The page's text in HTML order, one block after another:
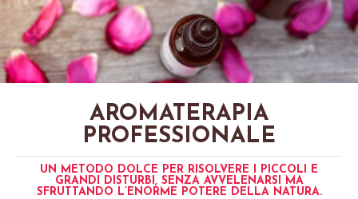
AROMATERAPIA
PROFESSIONALE
UN METODO DOLCE PER RISOLVERE I PICCOLI E
GRANDI DISTURBI, SENZA AVVELENARSI MA
SFRUTTANDO L’ENORME POTERE DELLA NATURA.